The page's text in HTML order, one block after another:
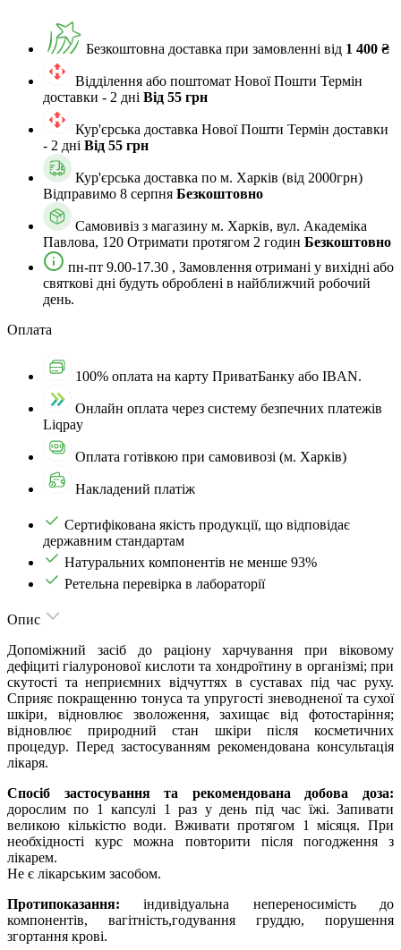
Безкоштовна доставка при замовленні від 1 400 ₴
Відділення або поштомат Нової Пошти Термін
доставки - 2 дні Від 55 грн
Кур'єрська доставка Нової Пошти Термін доставки
- 2 дні Від 55 грн
Кур'єрська доставка по м. Харкiв (від 2000грн)
Відправимо 8 серпня Безкоштовно
Самовивіз з магазину м. Харків, вул. Академіка
Павлова, 120 Отримати протягом 2 годин Безкоштовно
пн-пт 9.00-17.30 , Замовлення отримані у вихідні або
святкові дні будуть оброблені в найближчий робочий
день.
Оплата
100% оплата на карту ПриватБанку або IBAN.
Онлайн оплата через систему безпечних платежів
Liqpay
Оплата готівкою при самовивозі (м. Харків)
Накладений платіж
Сертифікована якість продукції, що відповідає
державним стандартам
Натуральних компонентів не менше 93%
Ретельна перевірка в лабораторії
Опис
Допоміжний засіб до раціону харчування при віковому
дефіциті гіалуронової кислоти та хондроїтину в організмі; при
скутості та неприємних відчуттях в суставах під час руху.
Сприяє покращенню тонуса та упругості зневодненої та сухої
шкіри, відновлює зволоження, захищає від фотостаріння;
відновлює природний стан шкіри після косметичних
процедур. Перед застосуванням рекомендована консультація
лікаря.
Спосіб застосування та рекомендована добова доза:
дорослим по 1 капсулі 1 раз у день під час їжі. Запивати
великою кількістю води. Вживати протягом 1 місяця. При
необхідності курс можна повторити після погодження з
лікарем.
Не є лікарським засобом.
Протипоказання: індивідуальна непереносимість до
компонентів, вагітність,годування груддю, порушення
згортання крові.